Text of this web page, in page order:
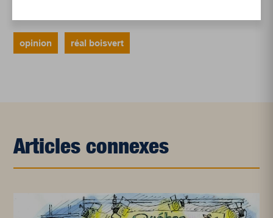
opinion réal boisvert
Articles connexes